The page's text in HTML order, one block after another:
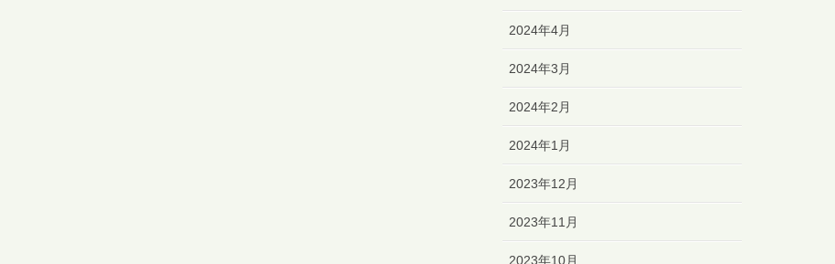
2024年4月
2024年3月
2024年2月
2024年1月
2023年12月
2023年11月
2023年10月